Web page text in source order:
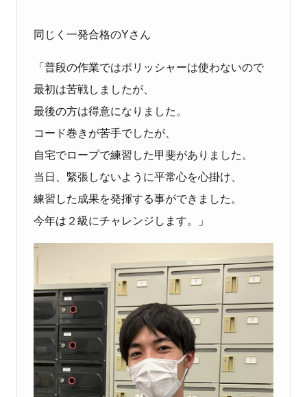
同じく一発合格のYさん
「普段の作業ではポリッシャーは使わないので
最初は苦戦しましたが、
最後の方は得意になりました。
コード巻きが苦手でしたが、
自宅でロープで練習した甲斐がありました。
当日、緊張しないように平常心を心掛け、
練習した成果を発揮する事ができました。
今年は２級にチャレンジします。」